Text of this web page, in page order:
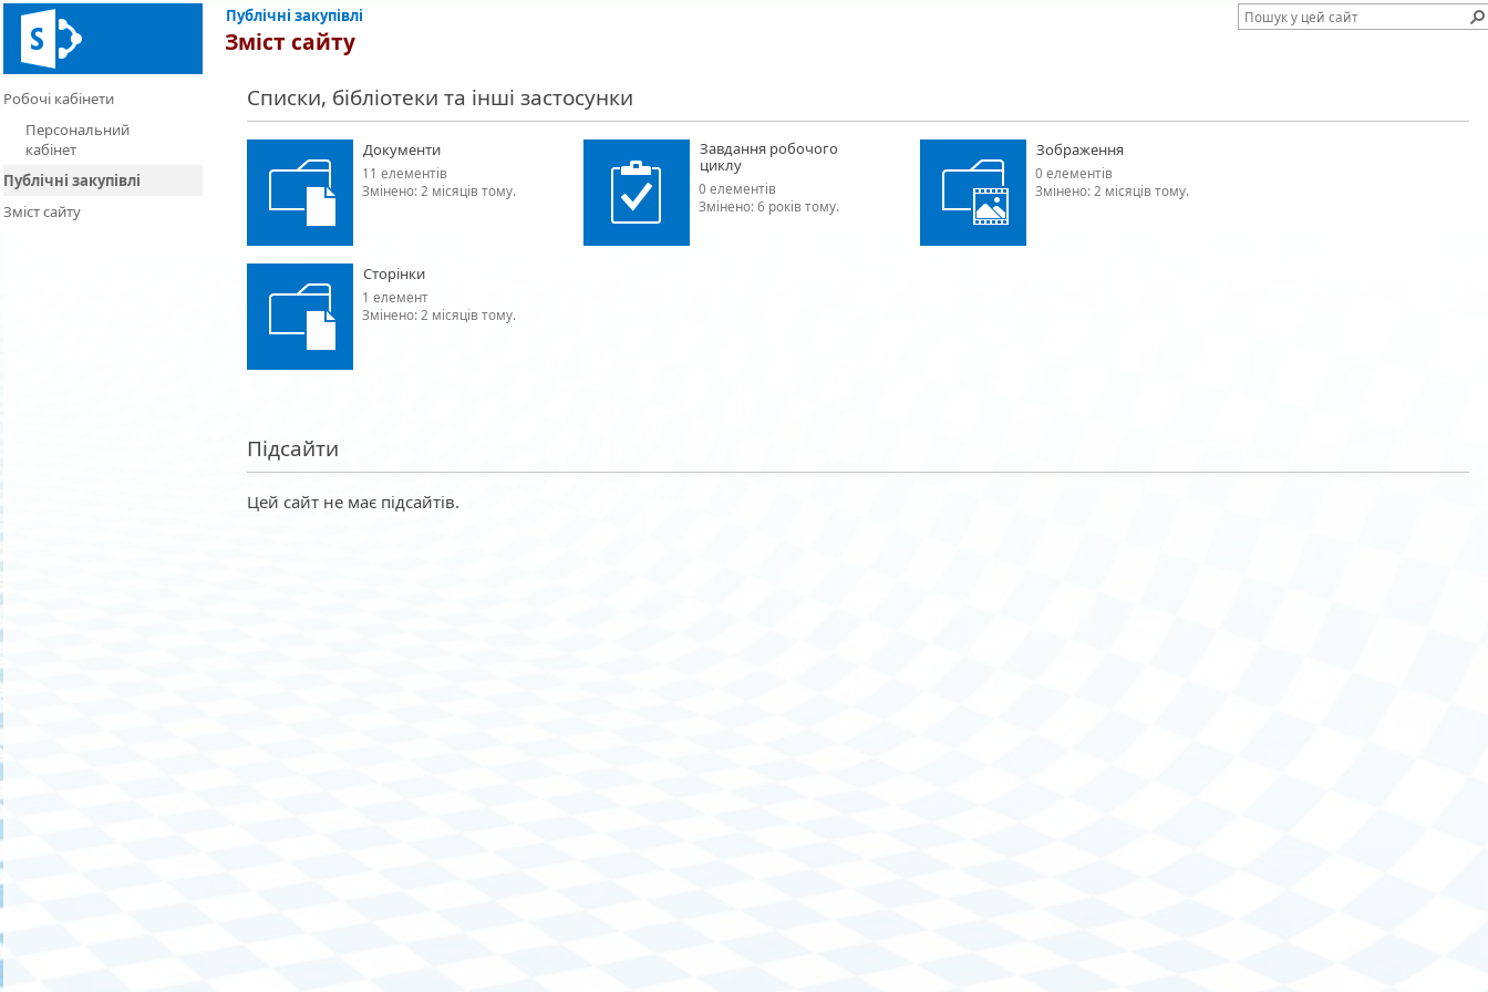
Публічні зaкупівлі
Зміст сайту
Робочі кабінети
Персональний
кабінет
Публічні зaкупівлі
Зміст сайту
Списки, бібліотеки та інші застосунки
Документи
11 елементів
Змінено: 2 місяців тому.
Завдання робочого
циклу
0 елементів
Змінено: 6 років тому.
Зображення
0 елементів
Змінено: 2 місяців тому.
Сторінки
1 елемент
Змінено: 2 місяців тому.
Підсайти
Цей сайт не має підсайтів.